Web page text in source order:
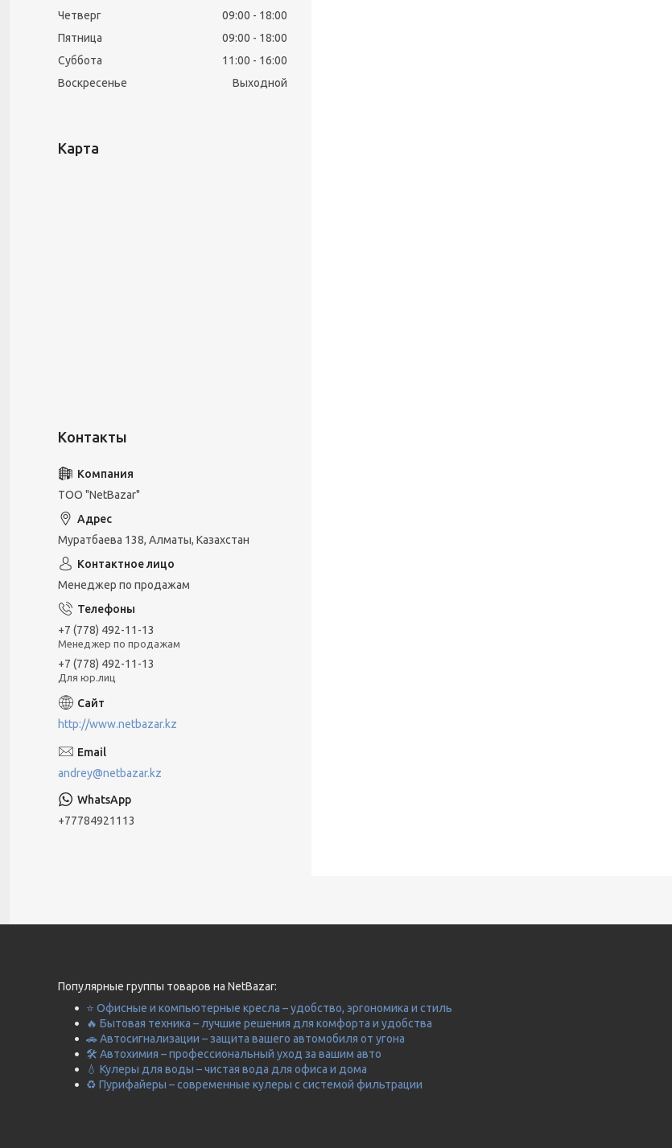
Четверг
09:00
18:00
Пятница
09:00
18:00
Суббота
11:00
16:00
Воскресенье
Выходной
Карта
ТОО "NetBazar"
Муратбаева 138, Алматы, Казахстан
Менеджер по продажам
+7 (778) 492-11-13
Менеджер по продажам
+7 (778) 492-11-13
Для юр.лиц
http://www.netbazar.kz
andrey@netbazar.kz
+77784921113
Популярные группы товаров на NetBazar:
⭐ Офисные и компьютерные кресла – удобство, эргономика и стиль
🔥 Бытовая техника – лучшие решения для комфорта и удобства
🚗 Автосигнализации – защита вашего автомобиля от угона
🛠️ Автохимия – профессиональный уход за вашим авто
💧 Кулеры для воды – чистая вода для офиса и дома
♻️ Пурифайеры – современные кулеры с системой фильтрации